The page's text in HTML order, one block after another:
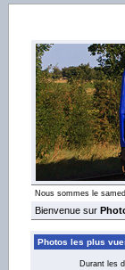
Nous sommes le
Bienvenue sur
Photos les plus
Durant les